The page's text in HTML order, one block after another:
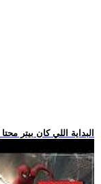
.. فيلم Spider-Man: Brand New Day | البداية اللي كان بيتر محتا